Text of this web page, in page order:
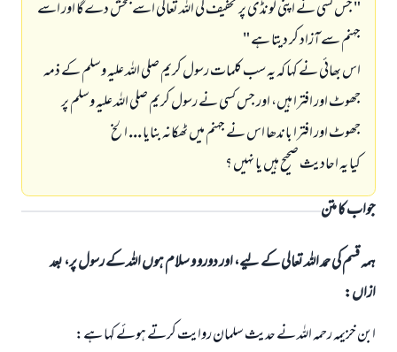
" جس كسى نے اپنى لونڈى پر تخفيف كى اللہ تعالى اسے بخش دےگا اور اسے
جہنم سے آزاد كر ديتا ہے "
اس بھائى نے كہا كہ يہ سب كلمات رسول كريم صلى اللہ عليہ وسلم كے ذمہ
جھوٹ اور افترا ہيں، اور جس كسى نے رسول كريم صلى اللہ عليہ وسلم پر
جھوٹ اور افترا باندھا اس نے جہنم ميں ٹھكانہ بنايا ... الخ
كيا يہ احاديث صحيح ہيں يا نہيں ؟
جواب کا متن
ہمہ قسم کی حمد اللہ تعالی کے لیے، اور دورو و سلام ہوں اللہ کے رسول پر، بعد
ازاں:
ابن خزيمہ رحمہ اللہ نے حديث سلمان روايت كرتے ہوئے كہا ہے: